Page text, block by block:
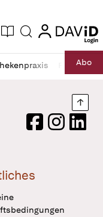
Ausgabe
Suche login
RechtAbo
FacebookInstagram